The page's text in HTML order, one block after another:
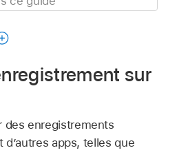
sur
des enregistrements
apps, telles que